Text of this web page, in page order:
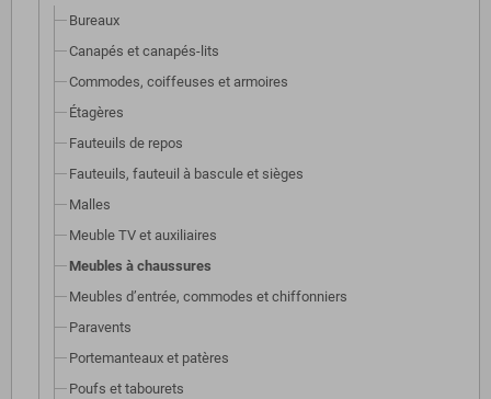
Bureaux
Canapés et canapés-lits
Commodes, coiffeuses et armoires
Étagères
Fauteuils de repos
Fauteuils, fauteuil à bascule et sièges
Malles
Meuble TV et auxiliaires
Meubles à chaussures
Meubles d’entrée, commodes et chiffonniers
Paravents
Portemanteaux et patères
Poufs et tabourets